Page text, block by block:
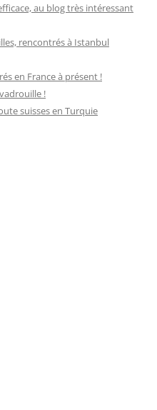
au blog très intéressant
rencontrés à Istanbul
en France à présent !
!
suisses en Turquie